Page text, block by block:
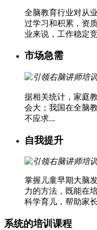
全脑教育行业对从
过学习和积累，资
业来说，工作稳定
市场急需
据相关统计，家庭
会大；我国在全脑
不应求...
自我提升
掌握儿童早期大脑
力的方法，既能在
科学育儿，帮助家
系统的培训课程